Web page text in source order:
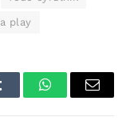
play
WhatsAppEmail